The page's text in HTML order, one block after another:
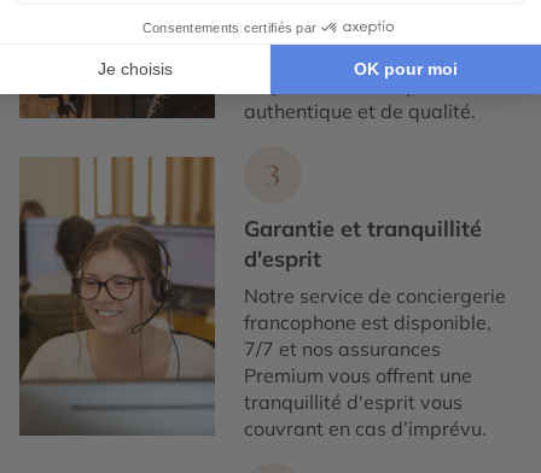
partenaires locaux de
confiance, pour un tourisme
responsable, éthique,
authentique et de qualité.
3
Garantie et tranquillité
d'esprit
Notre service de conciergerie
francophone est disponible,
7/7 et nos assurances
Premium vous offrent une
tranquillité d'esprit vous
couvrant en cas d’imprévu.